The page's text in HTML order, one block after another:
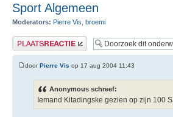
Sport Algemeen
Moderators: Pierre Vis broemi
Plaats een reactie
doorPierre Vis op 17 aug 2004 11:43
Anonymous schreef:
Iemand Kitadingske gezien op zijn 100